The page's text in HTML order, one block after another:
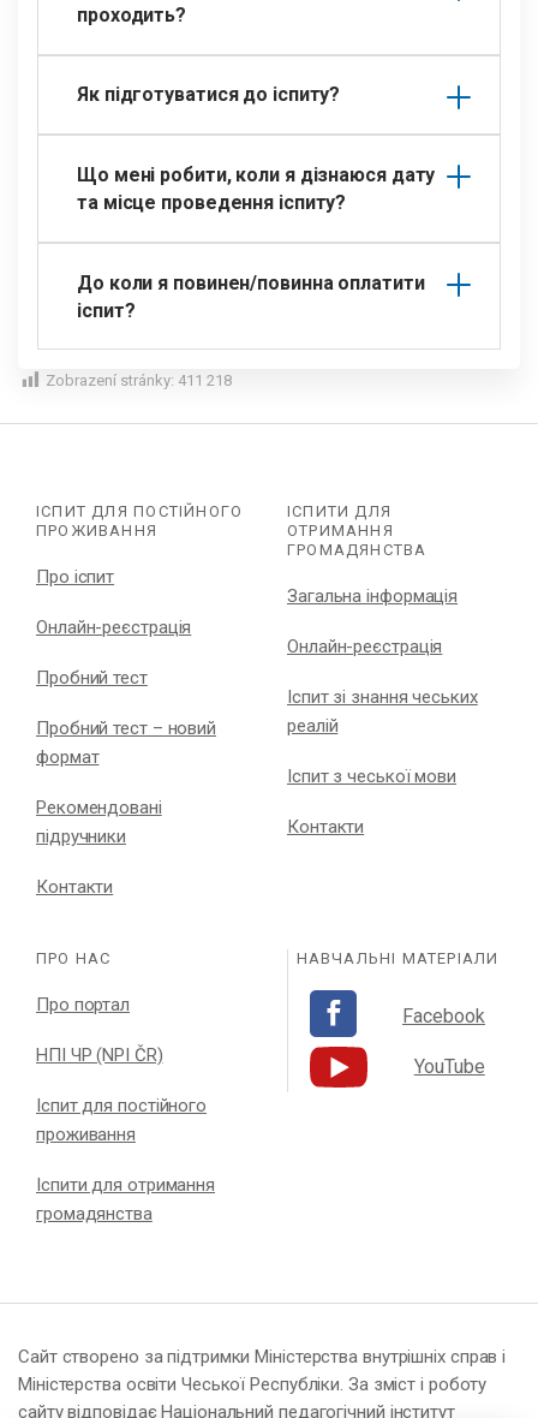
проходить?
Як підготуватися до іспиту?
Що мені робити, коли я дізнаюся дату
та місце проведення іспиту?
До коли я повинен/повинна оплатити
іспит?
Zobrazení stránky: 411 218
ІСПИТ ДЛЯ ПОСТІЙНОГО
ПРОЖИВАННЯ
Про іспит
Онлайн-реєстрація
Пробний тест
Пробний тест – новий
формат
Рекомендовані
підручники
Контакти
ІСПИТИ ДЛЯ
ОТРИМАННЯ
ГРОМАДЯНСТВА
Загальна інформація
Онлайн-реєстрація
Іспит зі знання чеських
реалій
Іспит з чеської мови
Контакти
ПРО НАС
Про портал
НПІ ЧР (NPI ČR)
Іспит для постійного
проживання
Іспити для отримання
громадянства
НАВЧАЛЬНІ МАТЕРІАЛИ
Facebook
YouTube
Сайт створено за підтримки Міністерства внутрішніх справ і
Міністерства освіти Чеської Республіки. За зміст і роботу
сайту відповідає Національний педагогічний інститут